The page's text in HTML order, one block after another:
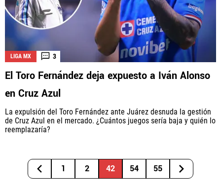
LIGA MX 3
El Toro Fernández deja expuesto a Iván Alonso
en Cruz Azul
La expulsión del Toro Fernández ante Juárez desnuda la gestión
de Cruz Azul en el mercado. ¿Cuántos juegos sería baja y quién lo
reemplazaría?
1 2 42 54 55